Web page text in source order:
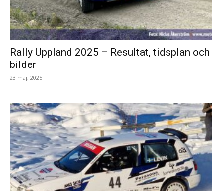
Rally Uppland 2025 – Resultat, tidsplan och
bilder
23 maj, 2025